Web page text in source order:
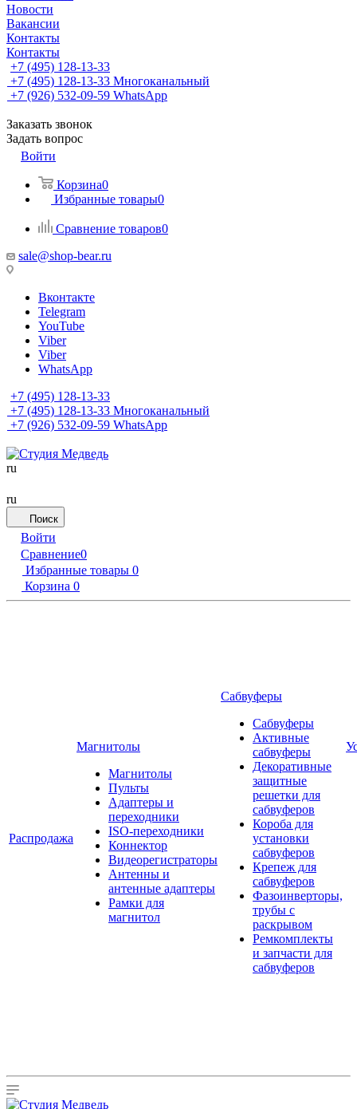
Новости
Вакансии
Контакты
Контакты
+7 (495) 128-13-33
+7 (495) 128-13-33 Многоканальный
+7 (926) 532-09-59 WhatsApp
Заказать звонок
Задать вопрос
Войти
Корзина0
Избранные товары0
Сравнение товаров0
sale@shop-bear.ru
Вконтакте
Telegram
YouTube
Viber
Viber
WhatsApp
+7 (495) 128-13-33
+7 (495) 128-13-33 Многоканальный
+7 (926) 532-09-59 WhatsApp
ru
ru
Поиск
Войти
Сравнение0
Избранные товары 0
Корзина 0
Распродажа
Магнитолы
Магнитолы
Пульты
Адаптеры и
переходники
ISO-переходники
Коннектор
Видеорегистраторы
Антенны и
антенные адаптеры
Рамки для
магнитол
Сабвуферы
Сабвуферы
Активные
сабвуферы
Декоративные
защитные
решетки для
сабвуферов
Короба для
установки
сабвуферов
Крепеж для
сабвуферов
Фазоинверторы,
трубы с
раскрывом
Ремкомплекты
и запчасти для
сабвуферов